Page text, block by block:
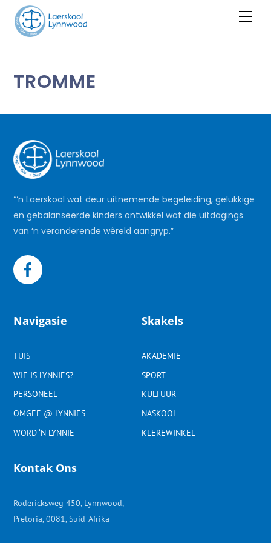
content
TROMME
“‘n Laerskool wat deur uitnemende begeleiding, gelukkige
en gebalanseerde kinders ontwikkel wat die uitdagings
van ‘n veranderende wêreld aangryp.”
Navigasie
TUIS
WIE IS LYNNIES?
PERSONEEL
OMGEE @ LYNNIES
WORD ‘N LYNNIE
Skakels
AKADEMIE
SPORT
KULTUUR
NASKOOL
KLEREWINKEL
Kontak Ons
Rodericksweg 450, Lynnwood,
Pretoria, 0081, Suid-Afrika